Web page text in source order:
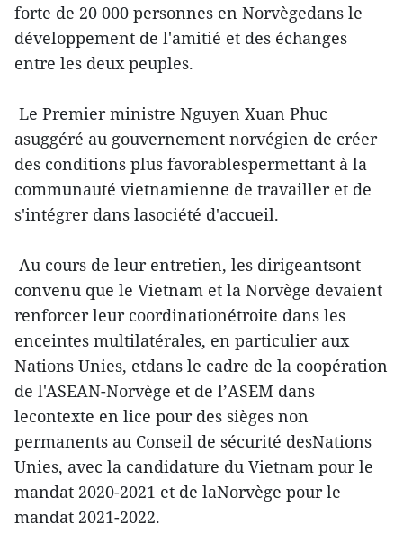
forte de 20 000 personnes en Norvègedans le
développement de l'amitié et des échanges
entre les deux peuples.
Le Premier ministre Nguyen Xuan Phuc
asuggéré au gouvernement norvégien de créer
des conditions plus favorablespermettant à la
communauté vietnamienne de travailler et de
s'intégrer dans lasociété d'accueil.
Au cours de leur entretien, les dirigeantsont
convenu que le Vietnam et la Norvège devaient
renforcer leur coordinationétroite dans les
enceintes multilatérales, en particulier aux
Nations Unies, etdans le cadre de la coopération
de l'ASEAN-Norvège et de l’ASEM dans
lecontexte en lice pour des sièges non
permanents au Conseil de sécurité desNations
Unies, avec la candidature du Vietnam pour le
mandat 2020-2021 et de laNorvège pour le
mandat 2021-2022.